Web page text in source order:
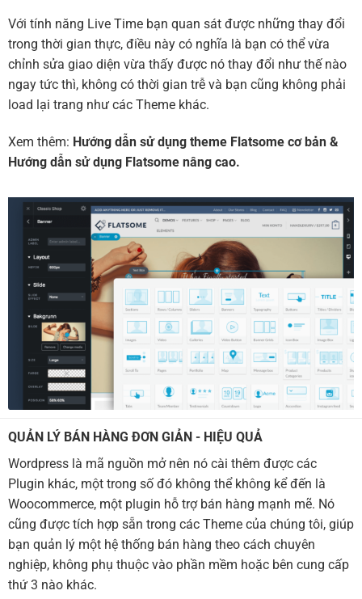
Với tính năng Live Time bạn quan sát được những thay đổi
trong thời gian thực, điều này có nghĩa là bạn có thể vừa
chỉnh sửa giao diện vừa thấy được nó thay đổi như thế nào
ngay tức thì, không có thời gian trễ và bạn cũng không phải
load lại trang như các Theme khác.
Xem thêm: Hướng dẫn sử dụng theme Flatsome cơ bản &
Hướng dẫn sử dụng Flatsome nâng cao.
QUẢN LÝ BÁN HÀNG ĐƠN GIẢN - HIỆU QUẢ
Wordpress là mã nguồn mở nên nó cài thêm được các
Plugin khác, một trong số đó không thể không kể đến là
Woocommerce, một plugin hỗ trợ bán hàng mạnh mẽ. Nó
cũng được tích hợp sẵn trong các Theme của chúng tôi, giúp
bạn quản lý một hệ thống bán hàng theo cách chuyên
nghiệp, không phụ thuộc vào phần mềm hoặc bên cung cấp
thứ 3 nào khác.